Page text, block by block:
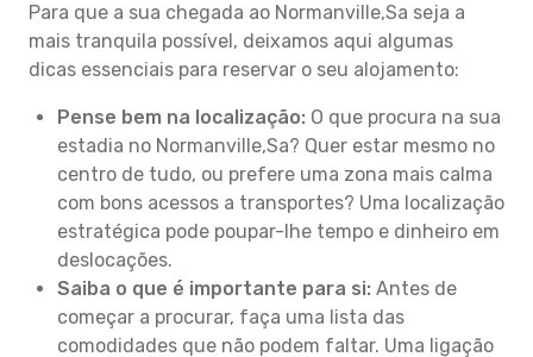
Para que a sua chegada ao Normanville,Sa seja a
mais tranquila possível, deixamos aqui algumas
dicas essenciais para reservar o seu alojamento:
Pense bem na localização: O que procura na sua
estadia no Normanville,Sa? Quer estar mesmo no
centro de tudo, ou prefere uma zona mais calma
com bons acessos a transportes? Uma localização
estratégica pode poupar-lhe tempo e dinheiro em
deslocações.
Saiba o que é importante para si: Antes de
começar a procurar, faça uma lista das
comodidades que não podem faltar. Uma ligação